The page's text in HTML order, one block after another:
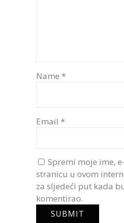
Name *
Email *
Spremi moje ime,
stranicu u ovom
za sljedeći put kada
komentirao.